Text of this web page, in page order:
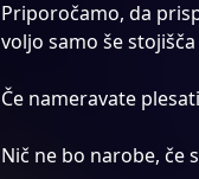
Priporočamo, da
voljo samo še
Če nameravate
Nič ne bo narobe, če